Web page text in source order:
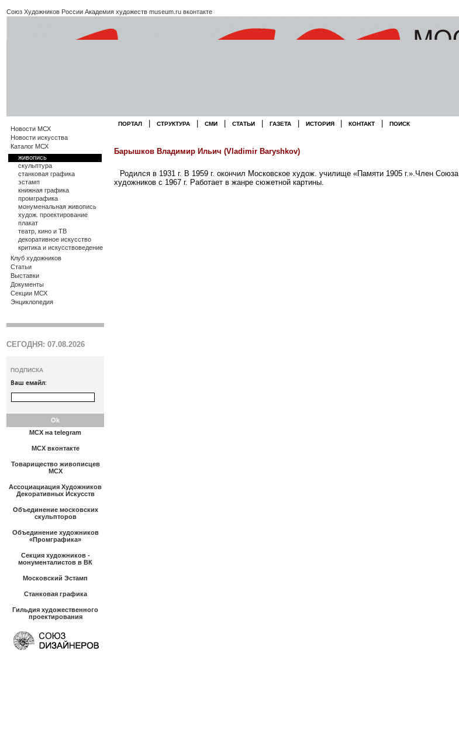
Союз Художников России Академия художеств museum.ru вконтакте
Новости МСХ
Новости искусства
Каталог МСХ
живопись
скульптура
станковая графика
эстамп
книжная графика
промграфика
монуменальная живопись
худож. проектирование
плакат
театр, кино и ТВ
декоративное искусство
критика и искусствоведение
Клуб художников
Статьи
Выставки
Документы
Секции МСХ
Энциклопедия
СЕГОДНЯ: 07.08.2026
ПОДПИСКА
Ваш емайл:
МСХ на telegram
МСХ вконтакте
Товарищество живописцев
МСХ
Ассоциациация Художников
Декоративных Искусств
Объединение московских
скульпторов
Объединение художников
«Промграфика»
Секция художников -
монументалистов в ВК
Московский Эстамп
Станковая графика
Гильдия художественного
проектирования
ПОРТАЛ СТРУКТУРА СМИ СТАТЬИ ГАЗЕТА ИСТОРИЯ КОНТАКТ ПОИСК
Барышков Владимир Ильич (Vladimir Baryshkov)
Родился в 1931 г. В 1959 г. окончил Московское худож. училище «Памяти 1905 г.».Член Союза
художников с 1967 г. Работает в жанре сюжетной картины.